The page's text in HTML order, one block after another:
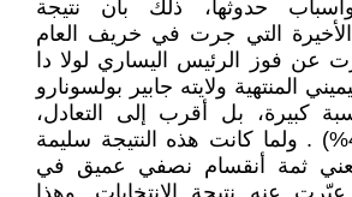
حدوثها، ذلك بأن نتيجة
الأخيرة التي جرت في خريف العام
عن فوز الرئيس اليساري لولا دا
المنتهية ولايته جابير بولسونارو
كبيرة، بل أقرب إلى التعادل،
(9’59% مقابل 1’49%) . ولما كانت هذه النتيجة سليمة
ثمة أنقسام نصفي عميق في